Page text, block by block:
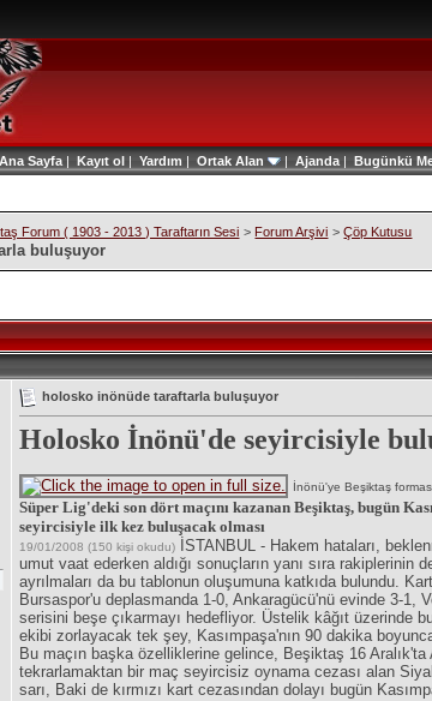
Ana Sayfa | Kayıt ol | Yardım | Ortak Alan | Ajanda | Bugünkü
Forum ( 1903 - 2013 ) Taraftarın Sesi > Forum Arşivi >Çöp Kutusu
buluşuyor
holosko inönüde taraftarla buluşuyor
Holosko İnönü'de seyircisiyle
İnönü'ye Beşiktaş
Süper Lig'deki son dört maçını kazanan Beşiktaş, bugün
seyircisiyle ilk kez buluşacak olması
19/01/2008 (150 kişi okudu)
İSTANBUL - Hakem hataları,
umut vaat ederken aldığı sonuçların yanı sıra
ayrılmaları da bu tablonun oluşumuna katkıda bulundu.
Bursaspor'u deplasmanda 1-0, Ankaragücü'nü evinde 3-1,
serisini beşe çıkarmayı hedefliyor. Üstelik kâğıt üzerinde
ekibi zorlayacak tek şey, Kasımpaşa'nın 90 dakika
Bu maçın başka özelliklerine gelince, Beşiktaş 16
tekrarlamaktan bir maç seyircisiz oynama cezası alan
sarı, Baki de kırmızı kart cezasından dolayı bugün